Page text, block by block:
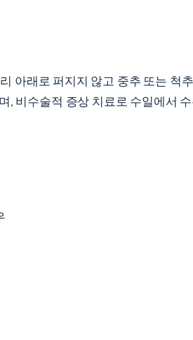
아래로 퍼지지 않고 중추 또는
비수술적 증상 치료로 수일에서